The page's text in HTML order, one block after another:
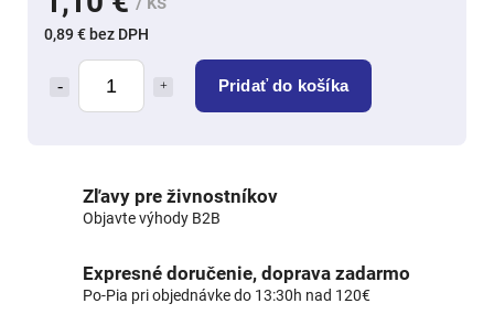
0,89 € bez DPH
Pridať do košíka
Zľavy pre živnostníkov
Objavte výhody B2B
Expresné doručenie, doprava zadarmo
Po-Pia pri objednávke do 13:30h nad 120€